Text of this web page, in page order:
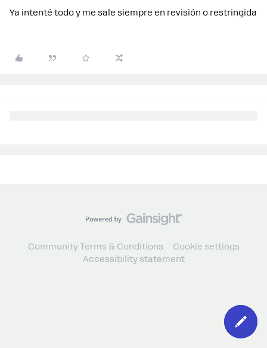
Ya intenté todo y me sale siempre en revisión o restringida
Community Terms & Conditions
Cookie settings
Accessibility statement